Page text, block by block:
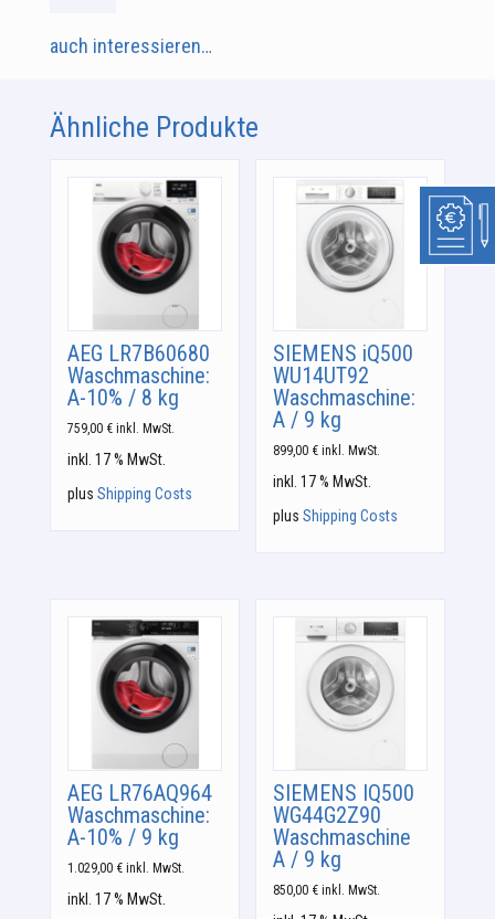
auch interessieren…
Ähnliche Produkte
AEG LR7B60680
Waschmaschine:
A-10% / 8 kg
759,00 € inkl. MwSt.
inkl. 17 % MwSt.
plus Shipping Costs
SIEMENS iQ500
WU14UT92
Waschmaschine:
A / 9 kg
899,00 € inkl. MwSt.
inkl. 17 % MwSt.
plusShipping Costs
AEG LR76AQ964
Waschmaschine:
A-10% / 9 kg
1.029,00 € inkl. MwSt.
inkl. 17 % MwSt.
SIEMENS IQ500
WG44G2Z90
Waschmaschine
A / 9 kg
850,00 € inkl. MwSt.